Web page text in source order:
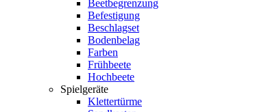
Beetbegrenzung
Befestigung
Beschlagset
Bodenbelag
Farben
Frühbeete
Hochbeete
Spielgeräte
Klettertürme